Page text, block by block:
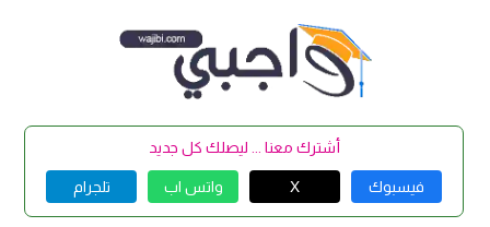
أشترك معنا ... ليصلك كل جديد
فيسبوك X واتس اب تلجرام